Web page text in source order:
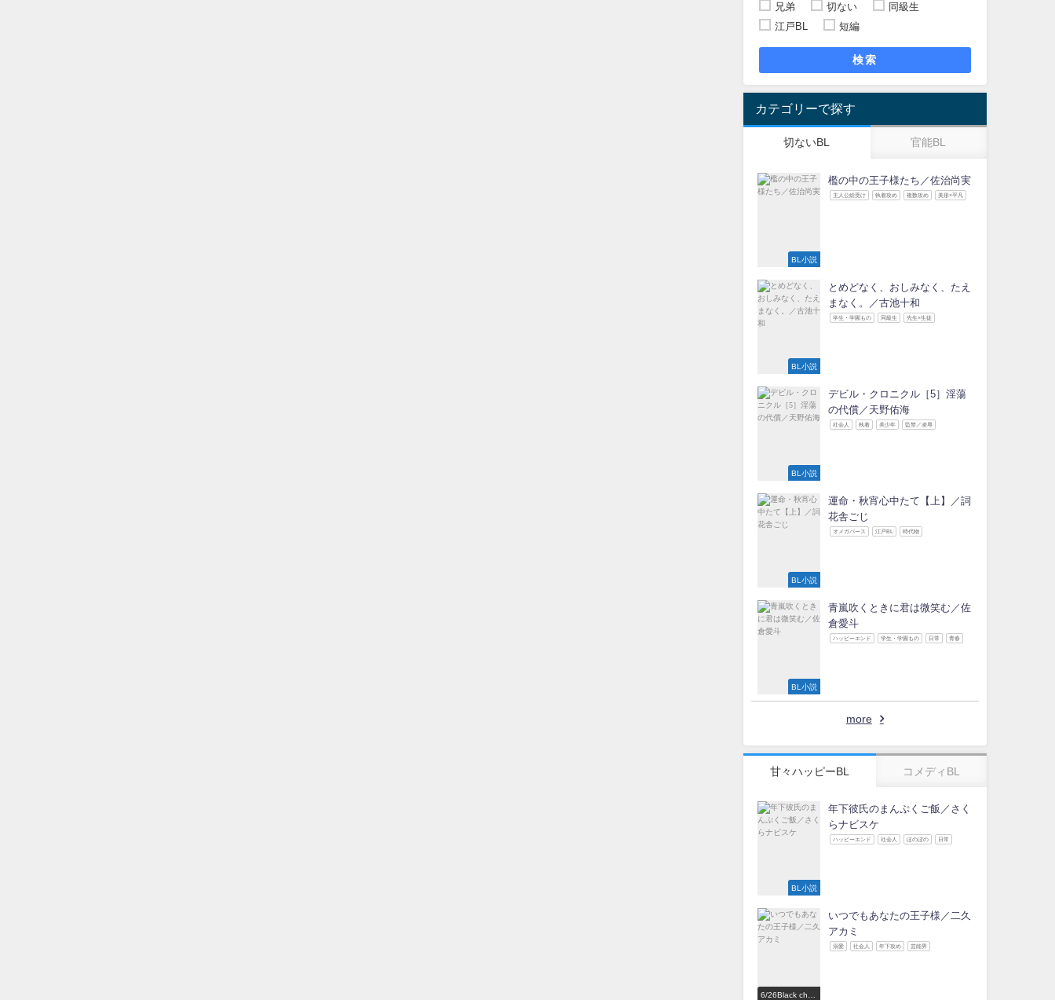
兄弟
切ない
同級生
江戸BL
短編
検索
カテゴリーで探す
切ないBL 官能BL
BL小説
檻の中の王子様たち／佐治尚実
主人公総受け 執着攻め 複数攻め 美形×平凡
BL小説
とめどなく、おしみなく、たえ
まなく。／古池十和
学生・学園もの 同級生 先生×生徒
BL小説
デビル・クロニクル［5］淫蕩
の代償／天野佑海
社会人 執着 美少年 監禁／凌辱
BL小説
運命・秋宵心中たて【上】／詞
花舎ごじ
オメガバース 江戸BL 時代物
BL小説
青嵐吹くときに君は微笑む／佐
倉愛斗
ハッピーエンド 学生・学園もの 日常 青春
more
甘々ハッピーBL コメディBL
BL小説
年下彼氏のまんぷくご飯／さく
らナビスケ
ハッピーエンド 社会人 ほのぼの 日常
6/26Black choc
いつでもあなたの王子様／二久
アカミ
溺愛 社会人 年下攻め 芸能界